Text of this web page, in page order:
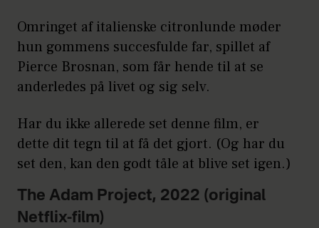
Omringet af italienske citronlunde møder
hun gommens succesfulde far, spillet af
Pierce Brosnan, som får hende til at se
anderledes på livet og sig selv.
Har du ikke allerede set denne film, er
dette dit tegn til at få det gjort. (Og har du
set den, kan den godt tåle at blive set igen.)
The Adam Project, 2022 (original
Netflix-film)